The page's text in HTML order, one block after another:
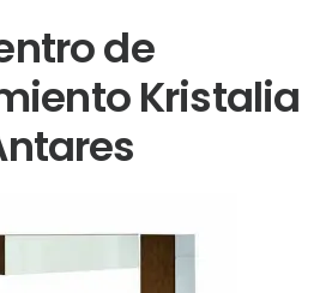
de
Kristalia